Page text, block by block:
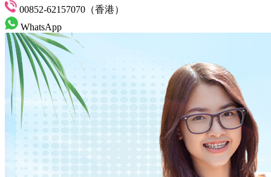
00852-62157070（香港）
WhatsApp